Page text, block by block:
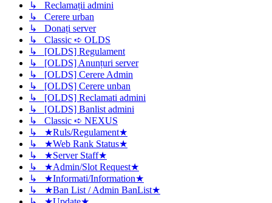
↳ Reclamații admini
↳ Cerere urban
↳ Donați server
↳ Classic ➪ OLDS
↳ [OLDS] Regulament
↳ [OLDS] Anunțuri server
↳ [OLDS] Cerere Admin
↳ [OLDS] Cerere unban
↳ [OLDS] Reclamati admini
↳ [OLDS] Banlist admini
↳ Classic ➪ NEXUS
↳ ★Ruls/Regulament★
↳ ★Web Rank Status★
↳ ★Server Staff★
↳ ★Admin/Slot Request★
↳ ★Informati/Information★
↳ ★Ban List / Admin BanList★